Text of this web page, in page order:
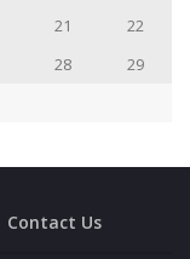
21
22
28
29
Contact Us